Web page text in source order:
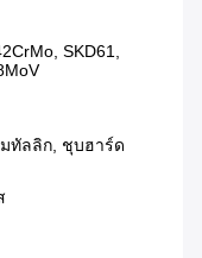
SKD61,
มทัลลิก, ชุบฮาร์ด